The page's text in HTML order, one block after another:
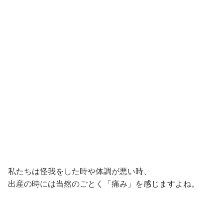
私たちは怪我をした時や体調が悪い時、
出産の時には当然のごとく「痛み」を感じますよね。